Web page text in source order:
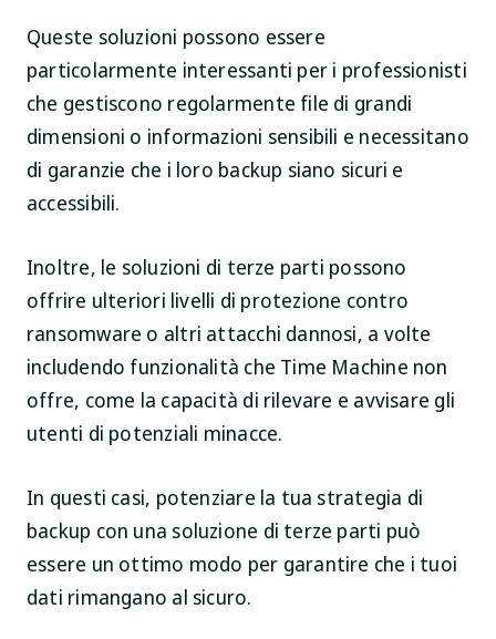
Queste soluzioni possono essere
particolarmente interessanti per i professionisti
che gestiscono regolarmente file di grandi
dimensioni o informazioni sensibili e necessitano
di garanzie che i loro backup siano sicuri e
accessibili.
Inoltre, le soluzioni di terze parti possono
offrire ulteriori livelli di protezione contro
ransomware o altri attacchi dannosi, a volte
includendo funzionalità che Time Machine non
offre, come la capacità di rilevare e avvisare gli
utenti di potenziali minacce.
In questi casi, potenziare la tua strategia di
backup con una soluzione di terze parti può
essere un ottimo modo per garantire che i tuoi
dati rimangano al sicuro.